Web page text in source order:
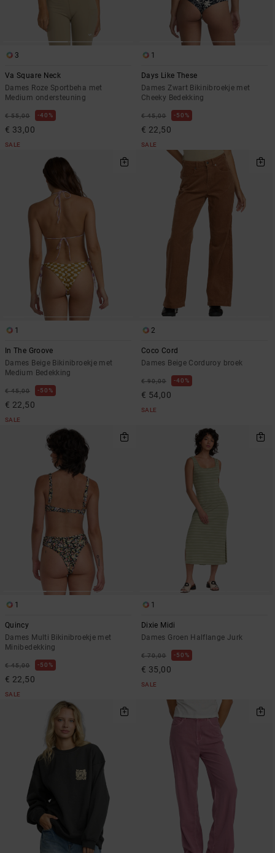
3
Va Square Neck
Dames Roze Sportbeha met
Medium ondersteuning
€ 55,00 40%
€ 33,00
SALE
1
Days Like These
Dames Zwart Bikinibroekje met
Cheeky Bedekking
€ 45,00 50%
€ 22,50
SALE
1
In The Groove
Dames Beige Bikinibroekje met
Medium Bedekking
€ 45,00 50%
€ 22,50
SALE
2
Coco Cord
Dames Beige Corduroy broek
€ 90,00 40%
€ 54,00
SALE
1
Quincy
Dames Multi Bikinibroekje met
Minibedekking
€ 45,00 50%
€ 22,50
SALE
1
Dixie Midi
Dames Groen Halflange Jurk
€ 70,00 50%
€ 35,00
SALE